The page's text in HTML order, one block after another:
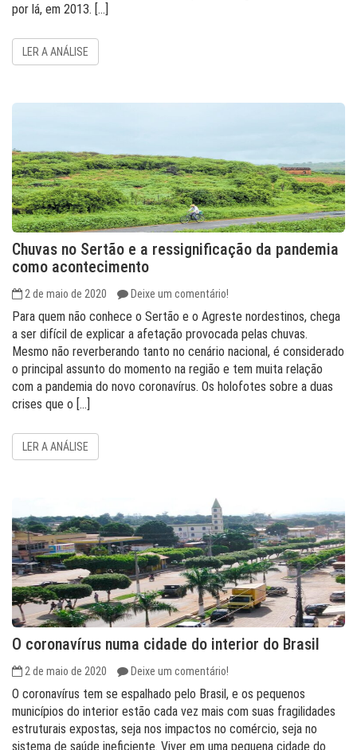
por lá, em 2013. […]
LER A ANÁLISE
Chuvas no Sertão e a ressignificação da pandemia
como acontecimento
2 de maio de 2020 Deixe um comentário!
Para quem não conhece o Sertão e o Agreste nordestinos, chega
a ser difícil de explicar a afetação provocada pelas chuvas.
Mesmo não reverberando tanto no cenário nacional, é considerado
o principal assunto do momento na região e tem muita relação
com a pandemia do novo coronavírus. Os holofotes sobre a duas
crises que o […]
LER A ANÁLISE
O coronavírus numa cidade do interior do Brasil
2 de maio de 2020 Deixe um comentário!
O coronavírus tem se espalhado pelo Brasil, e os pequenos
municípios do interior estão cada vez mais com suas fragilidades
estruturais expostas, seja nos impactos no comércio, seja no
sistema de saúde ineficiente. Viver em uma pequena cidade do